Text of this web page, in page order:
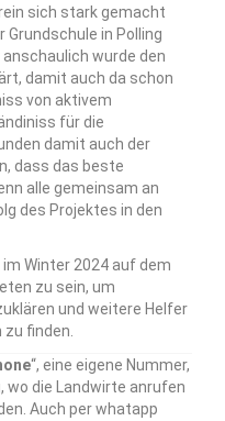
sich stark gemacht
Grundschule in Polling
wurde den
damit auch da schon
von aktivem
für die
damit auch der
dass das beste
alle gemeinsam an
des Projektes in den
Winter 2024 auf dem
zu sein, um
und weitere Helfer
zu finden.
“, eine eigene Nummer,
die Landwirte anrufen
Auch per whatapp